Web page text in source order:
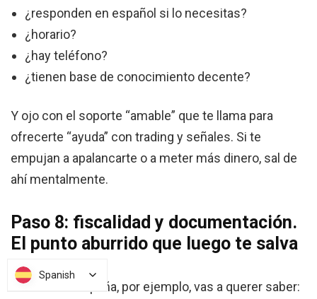
¿responden en español si lo necesitas?
¿horario?
¿hay teléfono?
¿tienen base de conocimiento decente?
Y ojo con el soporte “amable” que te llama para
ofrecerte “ayuda” con trading y señales. Si te
empujan a apalancarte o a meter más dinero, sal de
ahí mentalmente.
Paso 8: fiscalidad y documentación.
El punto aburrido que luego te salva
Si estás en España, por ejemplo, vas a querer saber:
Spanish
Spanish